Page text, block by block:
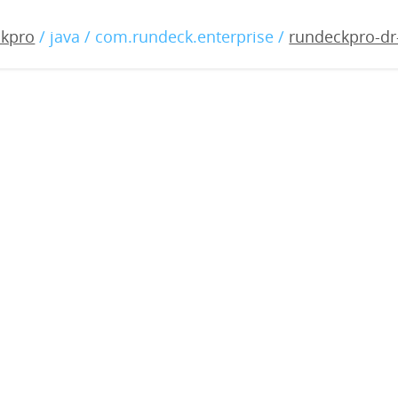
/ java / com.rundeck.enterprise / rundeckpro-
dr-2.4.2.war